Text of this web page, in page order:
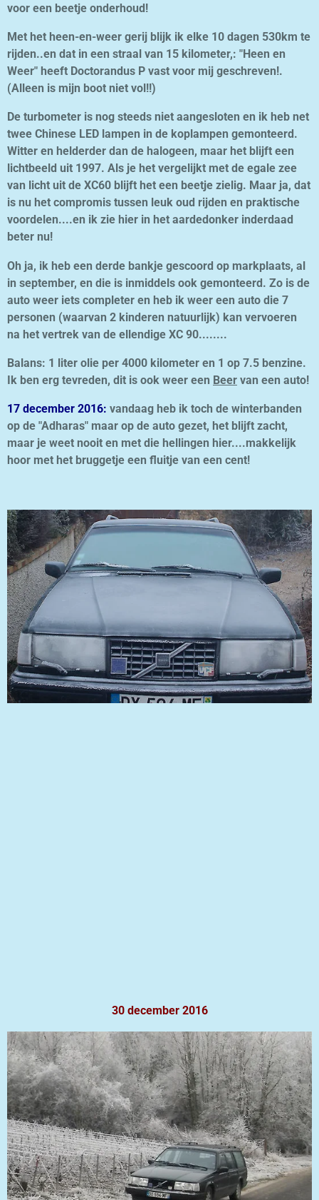
voor een beetje onderhoud!
Met het heen-en-weer gerij blijk ik elke 10 dagen 530km te
rijden..en dat in een straal van 15 kilometer,: "Heen en
Weer" heeft Doctorandus P vast voor mij geschreven!.
(Alleen is mijn boot niet vol!!)
De turbometer is nog steeds niet aangesloten en ik heb net
twee Chinese LED lampen in de koplampen gemonteerd.
Witter en helderder dan de halogeen, maar het blijft een
lichtbeeld uit 1997. Als je het vergelijkt met de egale zee
van licht uit de XC60 blijft het een beetje zielig. Maar ja, dat
is nu het compromis tussen leuk oud rijden en praktische
voordelen....en ik zie hier in het aardedonker inderdaad
beter nu!
Oh ja, ik heb een derde bankje gescoord op markplaats, al
in september, en die is inmiddels ook gemonteerd. Zo is de
auto weer iets completer en heb ik weer een auto die 7
personen (waarvan 2 kinderen natuurlijk) kan vervoeren
na het vertrek van de ellendige XC 90........
Balans: 1 liter olie per 4000 kilometer en 1 op 7.5 benzine.
Ik ben erg tevreden, dit is ook weer een Beer van een auto!
17 december 2016: vandaag heb ik toch de winterbanden
op de "Adharas" maar op de auto gezet, het blijft zacht,
maar je weet nooit en met die hellingen hier....makkelijk
hoor met het bruggetje een fluitje van een cent!
30 december 2016